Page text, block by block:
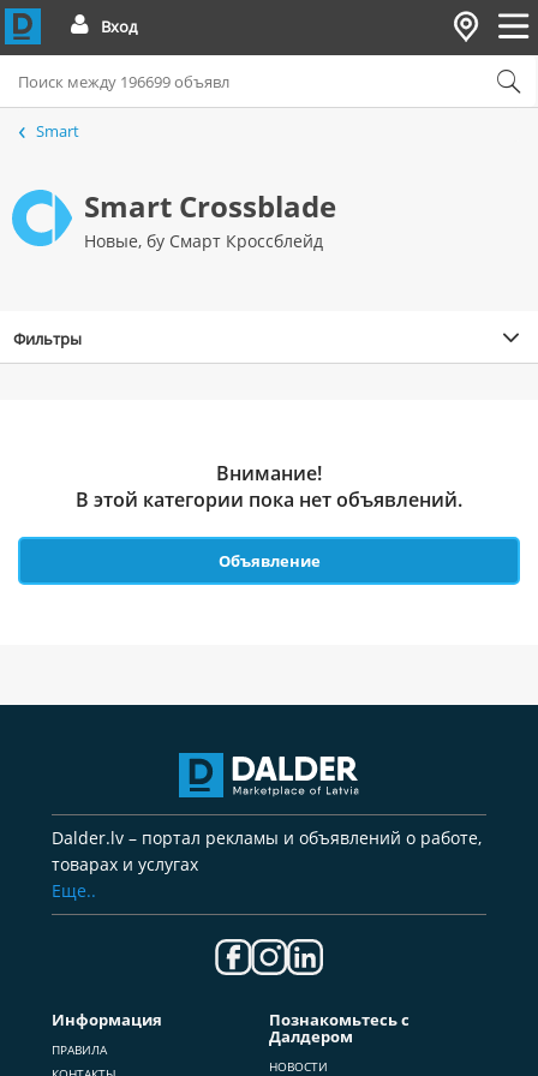
Вход
Smart
Smart Crossblade
Hовые, бу Смарт Кроссблейд
Фильтры
Внимание!
В этой категории пока нет объявлений.
Объявление
Dalder.lv – портал рекламы и объявлений о работе,
товарах и услугах
Еще..
Информация
ПРАВИЛА
Познакомьтесь с
Далдером
НОВОСТИ